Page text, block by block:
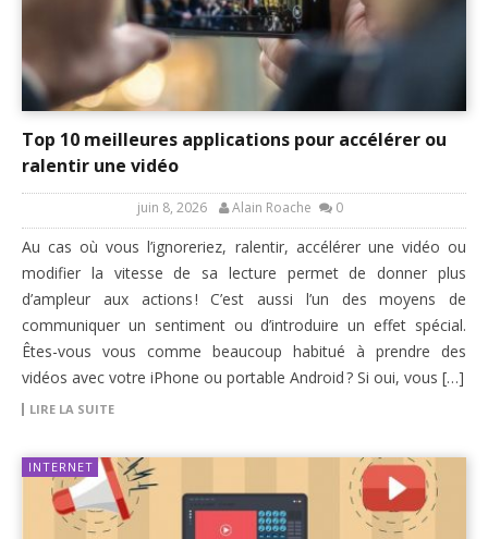
Top 10 meilleures applications pour accélérer ou
ralentir une vidéo
juin 8, 2026 Alain Roache 0
Au cas où vous l’ignoreriez, ralentir, accélérer une vidéo ou
modifier la vitesse de sa lecture permet de donner plus
d’ampleur aux actions ! C’est aussi l’un des moyens de
communiquer un sentiment ou d’introduire un effet spécial.
Êtes-vous vous comme beaucoup habitué à prendre des
vidéos avec votre iPhone ou portable Android ? Si oui, vous […]
LIRE LA SUITE
INTERNET